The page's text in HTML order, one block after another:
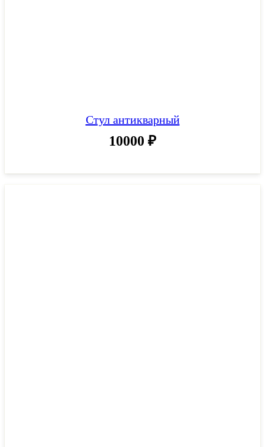
Стул антикварный
10000 ₽